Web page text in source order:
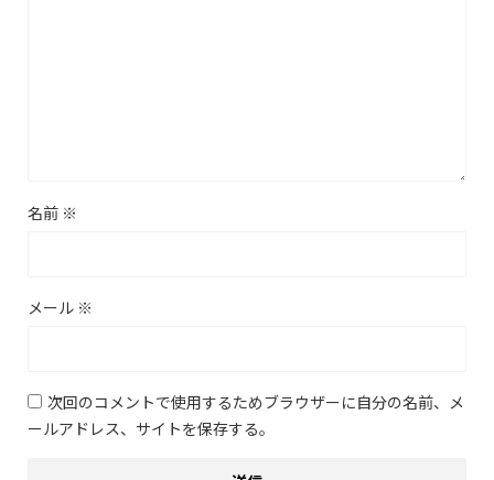
名前 ※
メール ※
次回のコメントで使用するためブラウザーに自分の名前、メ
ールアドレス、サイトを保存する。